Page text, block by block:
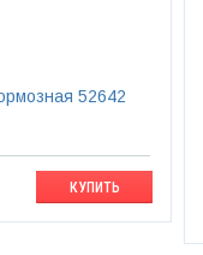
52642
КУПИТЬ